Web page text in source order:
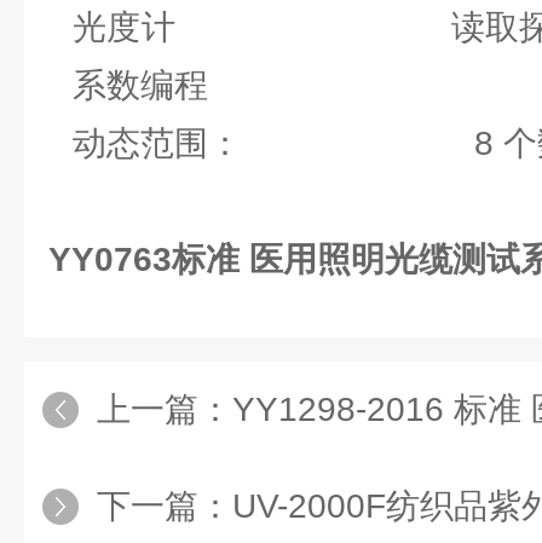
光度计 读取探测器
系数编程
动态范围： 8 个数
YY0763标准 医用照明光缆测试
上一篇： YY1298-2016 标准 医
下一篇： UV-2000F纺织品紫